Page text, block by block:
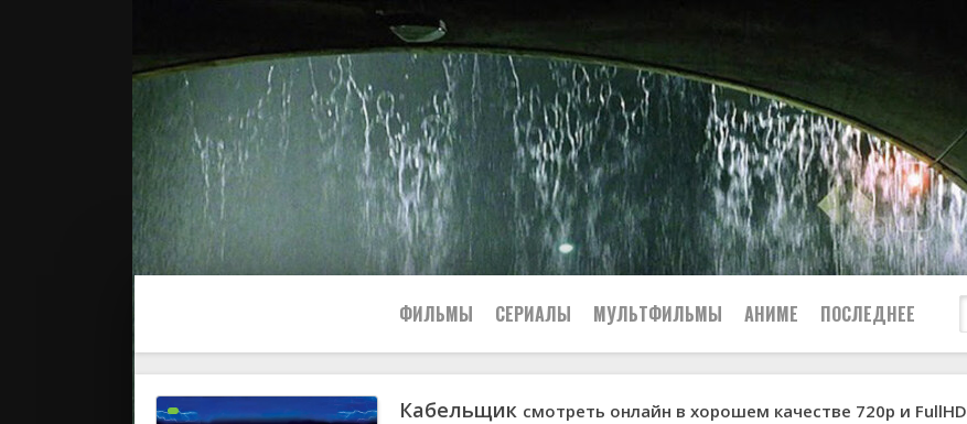
ФИЛЬМЫ
Все
Криминал
СЕРИАЛЫ МУЛЬТФИЛЬМЫ АНИМЕ ПОСЛЕДНЕЕ
Все
Кабельщик смотреть онлайн в хорошем качестве 720p и FullHD